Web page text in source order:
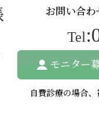
お問い合
Tel
モニター
自費診療の場合